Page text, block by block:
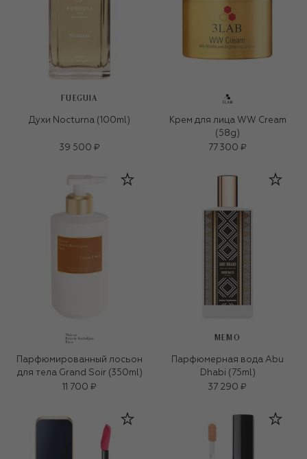
FUEGUIA
Духи Nocturna (100ml)
39 500 ₽
Крем для лица WW Cream
(58g)
77 300 ₽
Парфюмированный лосьон
для тела Grand Soir (350ml)
11 700 ₽
MEMO
Парфюмерная вода Abu
Dhabi (75ml)
37 290 ₽